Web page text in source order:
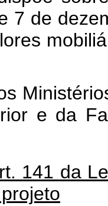
7 de
e da
141 da